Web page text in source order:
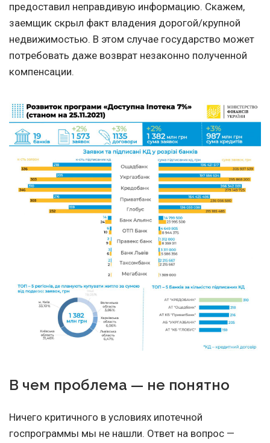
предоставил неправдивую информацию. Скажем,
заемщик скрыл факт владения дорогой/крупной
недвижимостью. В этом случае государство может
потребовать даже возврат незаконно полученной
компенсации.
В чем проблема — не понятно
Ничего критичного в условиях ипотечной
госпрограммы мы не нашли. Ответ на вопрос —